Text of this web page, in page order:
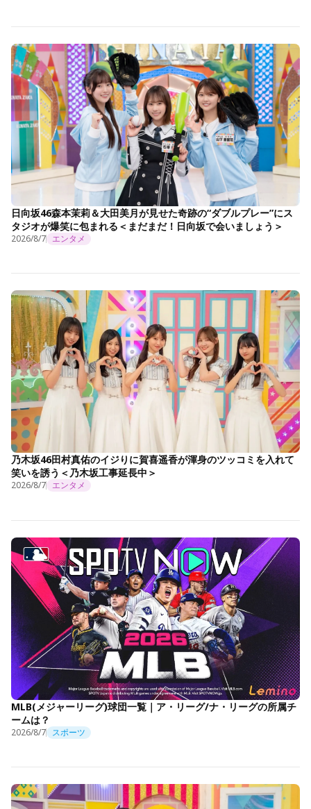
日向坂46森本茉莉＆大田美月が見せた奇跡の“ダブルプレー”にス
タジオが爆笑に包まれる＜まだまだ！日向坂で会いましょう＞
2026/8/7 エンタメ
乃木坂46田村真佑のイジりに賀喜遥香が渾身のツッコミを入れて
笑いを誘う＜乃木坂工事延長中＞
2026/8/7 エンタメ
MLB(メジャーリーグ)球団一覧｜ア・リーグ/ナ・リーグの所属チ
ームは？
2026/8/7 スポーツ